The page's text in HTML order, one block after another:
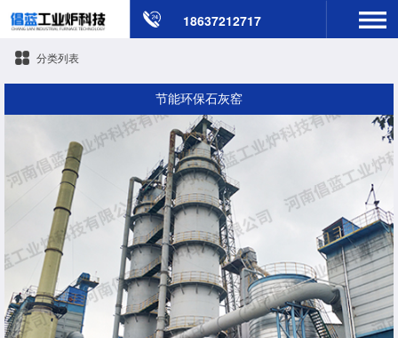
18637212717
分类列表
节能环保石灰窑